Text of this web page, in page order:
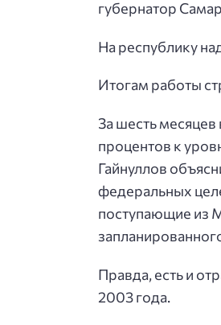
губернатор
На республику
Итогам работы
За шесть
процентов к
Гайнуллов
федеральных
поступающие из
Правда, есть и
2003 года.